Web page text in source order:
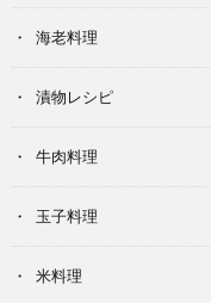
海老料理
漬物レシピ
牛肉料理
玉子料理
米料理